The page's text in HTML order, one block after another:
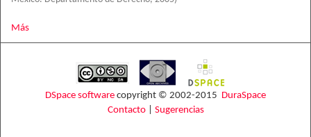
Más
DSpace software copyright © 2002-2015 DuraSpace
Contacto| Sugerencias